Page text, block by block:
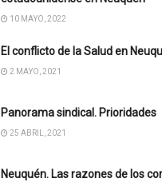
10 MAYO, 2022
El conflicto de la Salud en
2 MAYO, 2021
Panorama sindical. Prioridades
25 ABRIL, 2021
Neuquén. Las razones de los